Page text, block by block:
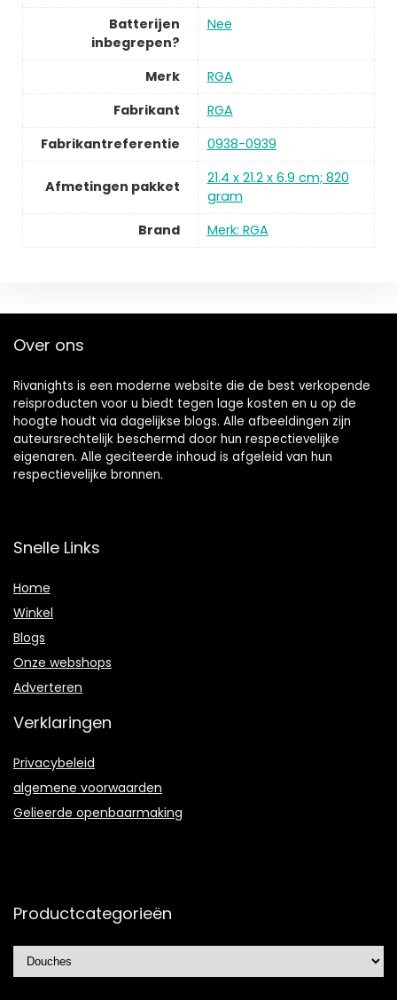
Batterijen
inbegrepen?
Nee
Merk
RGA
Fabrikant
RGA
Fabrikantreferentie
0938-0939
Afmetingen pakket
21.4 x 21.2 x 6.9 cm; 820
gram
Brand
Merk: RGA
Over ons
Rivanights is een moderne website die de best verkopende
reisproducten voor u biedt tegen lage kosten en u op de
hoogte houdt via dagelijkse blogs. Alle afbeeldingen zijn
auteursrechtelijk beschermd door hun respectievelijke
eigenaren. Alle geciteerde inhoud is afgeleid van hun
respectievelijke bronnen.
Snelle Links
Home
Winkel
Blogs
Onze webshops
Adverteren
Verklaringen
Privacybeleid
algemene voorwaarden
Gelieerde openbaarmaking
Productcategorieën